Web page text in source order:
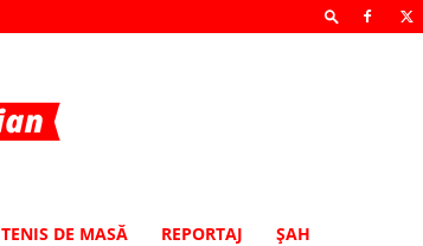
TENIS DE MASĂ REPORTAJ ŞAH